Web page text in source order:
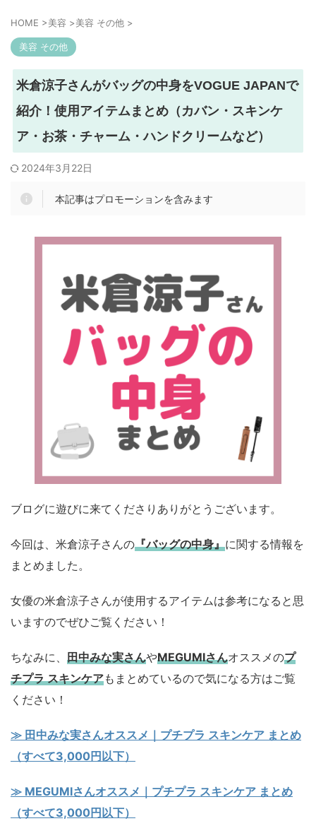
HOME >美容 >美容 その他 >
美容 その他
米倉涼子さんがバッグの中身をVOGUE JAPANで
紹介！使用アイテムまとめ（カバン・スキンケ
ア・お茶・チャーム・ハンドクリームなど）
2024年3月22日
本記事はプロモーションを含みます
ブログに遊びに来てくださりありがとうございます。
今回は、米倉涼子さんの『バッグの中身』に関する情報を
まとめました。
女優の米倉涼子さんが使用するアイテムは参考になると思
いますのでぜひご覧ください！
ちなみに、 田中みな実さんやMEGUMIさんオススメのプ
チプラ スキンケアもまとめているので気になる方はご覧
ください！
≫ 田中みな実さんオススメ｜プチプラ スキンケア まとめ
（すべて3,000円以下）
≫ MEGUMIさんオススメ｜プチプラ スキンケア まとめ
（すべて3,000円以下）